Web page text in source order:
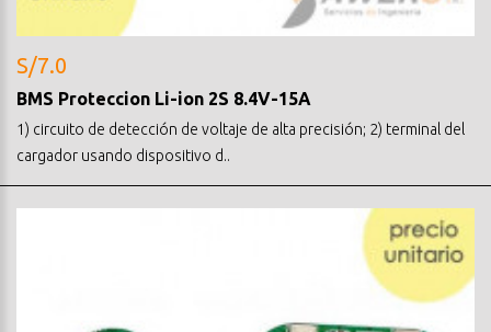
S/7.0
BMS Proteccion Li-ion 2S 8.4V-15A
1) circuito de detección de voltaje de alta precisión; 2) terminal del
cargador usando dispositivo d..